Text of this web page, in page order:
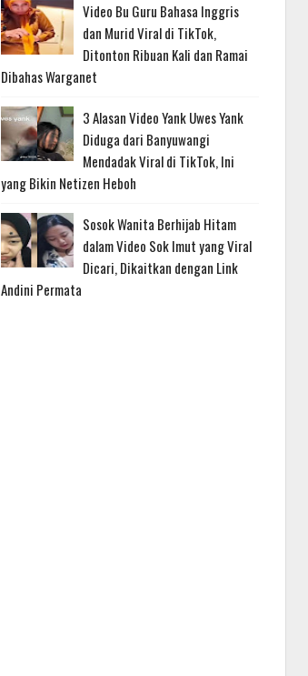
Video Bu Guru Bahasa Inggris
dan Murid Viral di TikTok,
Ditonton Ribuan Kali dan Ramai
Dibahas Warganet
3 Alasan Video Yank Uwes Yank
Diduga dari Banyuwangi
Mendadak Viral di TikTok, Ini
yang Bikin Netizen Heboh
Sosok Wanita Berhijab Hitam
dalam Video Sok Imut yang Viral
Dicari, Dikaitkan dengan Link
Andini Permata